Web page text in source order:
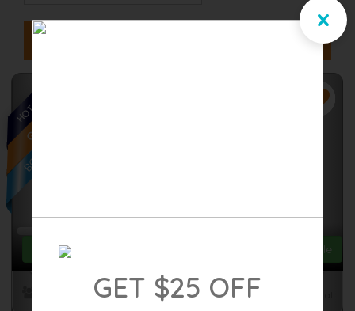
GULF ACCESS
BOAT RENTAL VOUCHER
HOT TUB SPA
{[ property.flex_dates.length ]} Alternate Dates Available
sqft sqft Starting From
x
GET $25 OFF